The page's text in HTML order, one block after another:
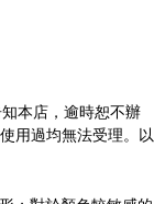
本店，逾時恕不辦
用過均無法受理。 以